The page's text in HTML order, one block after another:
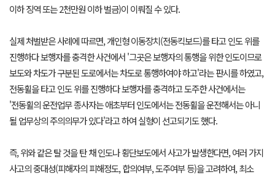
이하 징역 또는 2천만원 이하 벌금)이 이뤄질 수 있다.
실제 처벌받은 사례에 따르면, 개인형 이동장치(전동킥보드)를 타고 인도 위를
진행하다 보행자를 충격한 사건에서 '그곳은 보행자의 통행을 위한 인도이므로
보도와 차도가 구분된 도로에서는 차도로 통행하여야 하고'라는 판시를 하였고,
전동휠을 타고 인도 위를 진행하다 보행자를 충격하고 도주한 사건에서는
'전동휠의 운전업무 종사자는 애초부터 인도에서는 전동휠을 운전해서는 아니
될 업무상의 주의의무가 있다'라고 하여 실형이 선고되기도 했다.
즉, 위와 같은 탈 것을 탄 채 인도나 횡단보도에서 사고가 발생한다면, 여러 가지
사고의 중대성(피해자의 피해정도, 합의여부, 도주여부 등)을 고려하여, 최소